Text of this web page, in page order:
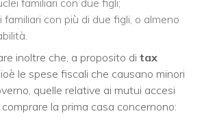
familiari con più di due figli, o almeno
inoltre che, a proposito di tax
le spese fiscali che causano minori
quelle relative ai mutui accesi
la prima casa concernono: